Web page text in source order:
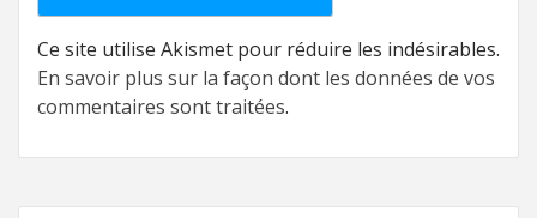
Ce site utilise Akismet pour réduire les indésirables.
En savoir plus sur la façon dont les données de vos
commentaires sont traitées.